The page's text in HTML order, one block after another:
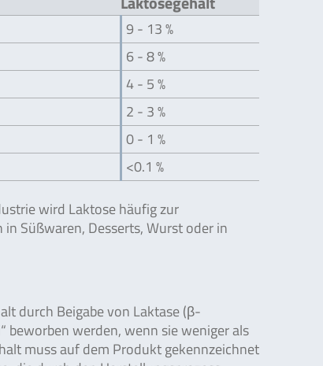
9 - 13 %
6 - 8 %
4 - 5 %
2 - 3 %
0 - 1 %
<0.1 %
wird Laktose häufig zur
Süßwaren, Desserts, Wurst oder in
durch Beigabe von Laktase (β-
beworben werden, wenn sie weniger als
muss auf dem Produkt gekennzeichnet